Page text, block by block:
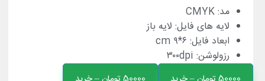
CMYK
لایه های فایل:لایه باز
ابعاد فایل: ۶ *۹ cm
رزولوشن:۳۰۰dpi